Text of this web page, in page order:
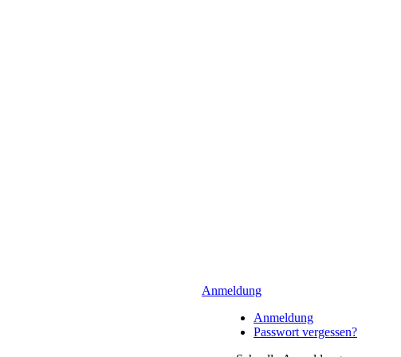
Anmeldung
Anmeldung
Passwort vergessen?